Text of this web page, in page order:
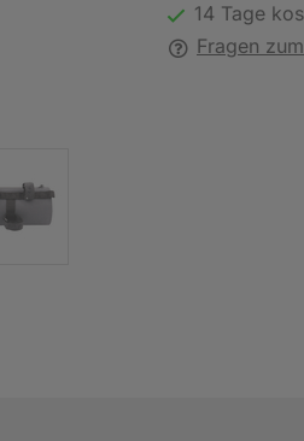
14 Tage
Fragen